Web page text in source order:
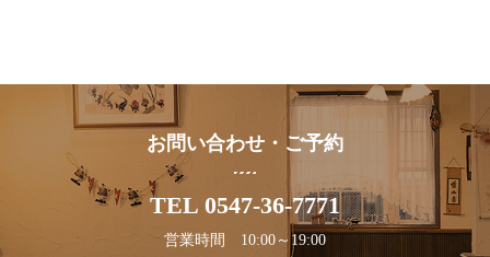
お問い合わせ・ご予約
TEL 0547-36-7771
営業時間 10:00～19:00